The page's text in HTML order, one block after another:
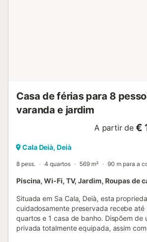
Casa de férias para 8
varanda e jardim
A partir de €
Cala Deià, Deià
8 pess. 4 quartos 569 m² 90 m para a
Piscina, Wi-Fi, TV, Jardim, Roupas de
Situada em Sa Cala, Deià, esta
cuidadosamente preservada recebe até
quartos e 1 casa de banho. Dispõem de
privada totalmente equipada, assim